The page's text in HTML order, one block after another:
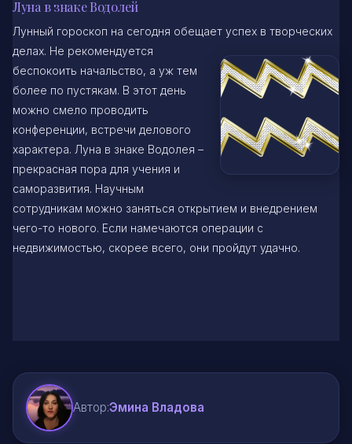
Луна в знаке Водолей
Лунный гороскоп на сегодня обещает успех в творческих
делах. Не рекомендуется
беспокоить начальство, а уж тем
более по пустякам. В этот день
можно смело проводить
конференции, встречи делового
характера. Луна в знаке Водолея –
прекрасная пора для учения и
саморазвития. Научным
сотрудникам можно заняться открытием и внедрением
чего-то нового. Если намечаются операции с
недвижимостью, скорее всего, они пройдут удачно.
Автор:Эмина Владова